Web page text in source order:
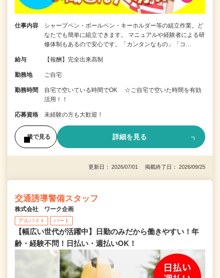
仕事内容
シャープペン・ボールペン・キーホルダー等の組立作業。ど
なたでも簡単に組立できます。 マニュアルや経験者による研
修体制もあるので安心です。「カンタンなもの」「コ…
給与 【報酬】完全出来高制
勤務地 ご自宅
勤務時間
自宅で空いている時間でOK ☆ご自宅で空いた時間を有効
活用！！
応募資格 未経験の方も大歓迎！
後で見る 詳細を見る
更新日： 2026/07/01 掲載終了日： 2026/09/25
交通誘導警備スタッフ
株式会社 ワーク企画
アルバイト パート
【幅広い世代が活躍中】日勤のみだから働きやすい！年
齢・経験不問！日払い・週払いOK！